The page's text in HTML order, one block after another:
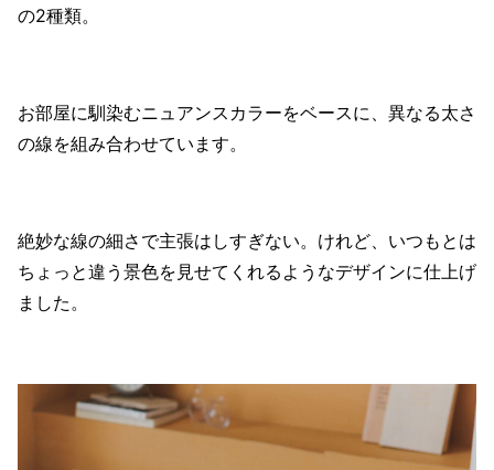
の2種類。
お部屋に馴染むニュアンスカラーをベースに、異なる太さ
の線を組み合わせています。
絶妙な線の細さで主張はしすぎない。けれど、いつもとは
ちょっと違う景色を見せてくれるようなデザインに仕上げ
ました。